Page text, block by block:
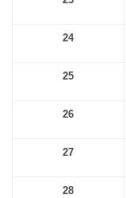
24
25
26
27
28